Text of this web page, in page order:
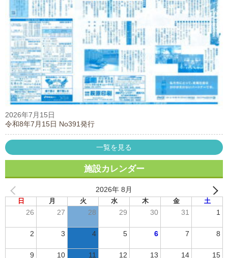
2026年7月15日
令和8年7月15日 No391発行
一覧を見る
施設カレンダー
2026年 8月
日 月 火 水 木 金 土
26 27 28 29 30 31 1
2 3 4 5 6 7 8
9 10 11 12 13 14 15